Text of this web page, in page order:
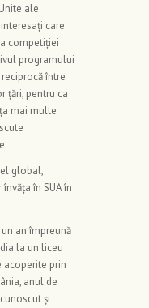
ale
care
competiției
programului
între
țări, pentru ca
mai multe
global,
în SUA în
an împreună
la un liceu
acoperite prin
anul de
și